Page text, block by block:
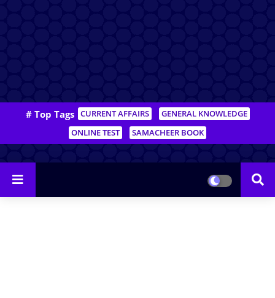
# Top Tags CURRENT AFFAIRS
GENERAL KNOWLEDGE
ONLINE TEST
SAMACHEER BOOK